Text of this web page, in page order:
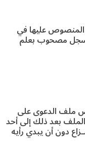
المنصوص عليها في
مسجل مصحوب بعلم
ملف الدعوى على
الملف بعد ذلك إلى أحد
دون أن يبدي رأيه